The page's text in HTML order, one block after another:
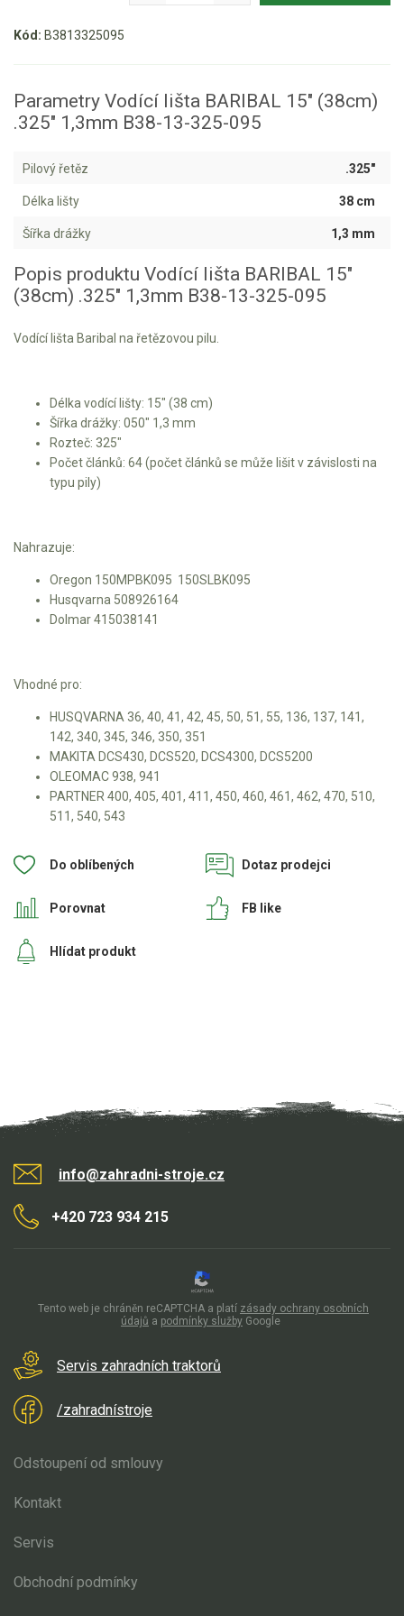
Aku křovinořezy a vyžínače
Aku sekačky
Aku STIHL
Štípačka na dřevo
VARI
VARI malotraktory
VARI multifunkční nosiče
Vertikutátory
Kultivátory
Nůžky na živý plot
Štěpkovače a drtiče
Elektrické tříkolky
Elektrické tříkolky pro seniory
Elektrické tříkolky pracovní
Elektrické čtyřkolky
Náhradní díly
Náhradní díly pro motorové pily
Zahradní traktory
Řetězové pily
Náhradní díly pro sekačky
Kód: B3813325095
Parametry Vodící lišta BARIBAL 15" (38cm)
.325" 1,3mm B38-13-325-095
Pilový řetěz .325"
Délka lišty 38 cm
Šířka drážky 1,3 mm
Popis produktu Vodící lišta BARIBAL 15"
(38cm) .325" 1,3mm B38-13-325-095
Vodící lišta Baribal na řetězovou pilu.
Délka vodící lišty: 15" (38 cm)
Šířka drážky: 050" 1,3 mm
Rozteč: 325"
Počet článků: 64 (počet článků se může lišit v závislosti na
typu pily)
Nahrazuje:
Oregon 150MPBK095 150SLBK095
Husqvarna 508926164
Dolmar 415038141
Vhodné pro:
HUSQVARNA 36, 40, 41, 42, 45, 50, 51, 55, 136, 137, 141,
142, 340, 345, 346, 350, 351
MAKITA DCS430, DCS520, DCS4300, DCS5200
OLEOMAC 938, 941
PARTNER 400, 405, 401, 411, 450, 460, 461, 462, 470, 510,
511, 540, 543
Do oblíbených
Porovnat
Dotaz prodejci
Hlídat produkt
FB like
info@zahradni-stroje.cz
+420 723 934 215
Servis zahradních traktorů
/zahradnístroje
Odstoupení od smlouvy
Kontakt
Servis
Obchodní podmínky
Tento web je chráněn reCAPTCHA a platí zásady ochrany osobních
údajů a podmínky služby Google